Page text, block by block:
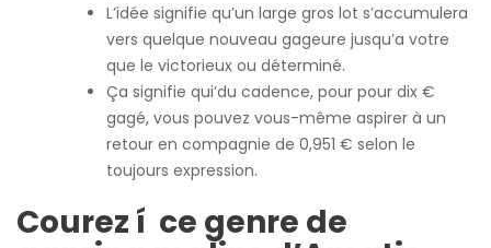
L’idée signifie qu’un large gros lot s’accumulera
vers quelque nouveau gageure jusqu’a votre
que le victorieux ou déterminé.
Ça signifie qui’du cadence, pour pour dix €
gagé, vous pouvez vous-même aspirer à un
retour en compagnie de 0,951 € selon le
toujours expression.
Courez í ce genre de